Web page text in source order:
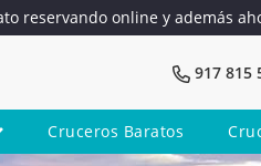
reservando online y además
917 815
Cruceros Baratos